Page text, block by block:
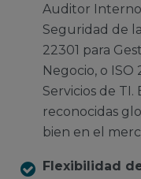
Auditor Interno
Seguridad de
22301 para
Negocio, o
Servicios de TI.
reconocidas
bien en el
Flexibilidad